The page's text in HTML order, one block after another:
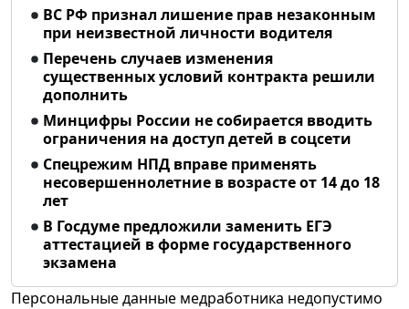
ВС РФ признал лишение прав незаконным
при неизвестной личности водителя
Перечень случаев изменения
существенных условий контракта решили
дополнить
Минцифры России не собирается вводить
ограничения на доступ детей в соцсети
Спецрежим НПД вправе применять
несовершеннолетние в возрасте от 14 до 18
лет
В Госдуме предложили заменить ЕГЭ
аттестацией в форме государственного
экзамена
Персональные данные медработника недопустимо